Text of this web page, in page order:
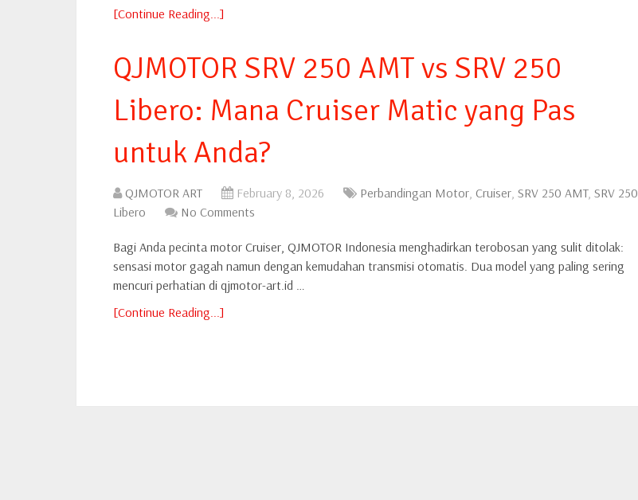
[Continue Reading...]
QJMOTOR SRV 250 AMT vs SRV 250
Libero: Mana Cruiser Matic yang Pas
untuk Anda?
QJMOTOR ART February 8, 2026 Perbandingan Motor, Cruiser, SRV 250 AMT, SRV 250
Libero
No Comments
Bagi Anda pecinta motor Cruiser, QJMOTOR Indonesia menghadirkan terobosan yang sulit ditolak:
sensasi motor gagah namun dengan kemudahan transmisi otomatis. Dua model yang paling sering
mencuri perhatian di qjmotor-art.id …
[Continue Reading...]